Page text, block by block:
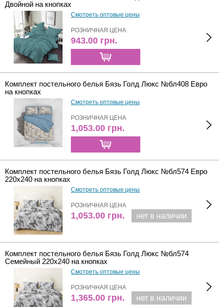
Двойной на кнопках
Смотреть оптовые цены
РОЗНИЧНАЯ ЦЕНА
943.00 грн.
Комплект постельного белья Бязь Голд Люкс №бл408 Евро
на кнопках
Смотреть оптовые цены
РОЗНИЧНАЯ ЦЕНА
1,053.00 грн.
Комплект постельного белья Бязь Голд Люкс №бл574 Евро
220х240 на кнопках
Смотреть оптовые цены
РОЗНИЧНАЯ ЦЕНА
1,053.00 грн. нет в наличии
Комплект постельного белья Бязь Голд Люкс №бл574
Семейный 220х240 на кнопках
Смотреть оптовые цены
РОЗНИЧНАЯ ЦЕНА
1,365.00 грн. нет в наличии